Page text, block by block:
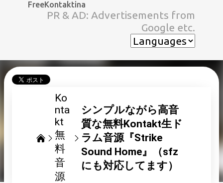
スキップしてメイン コンテンツに移動
FreeKontaktina
PR & AD: Advertisements from
Google etc.
Ko
nta
kt
無
料
音
源
シンプルながら高音
質な無料Kontakt生ド
ラム音源『Strike
Sound Home』（sfz
にも対応してます）